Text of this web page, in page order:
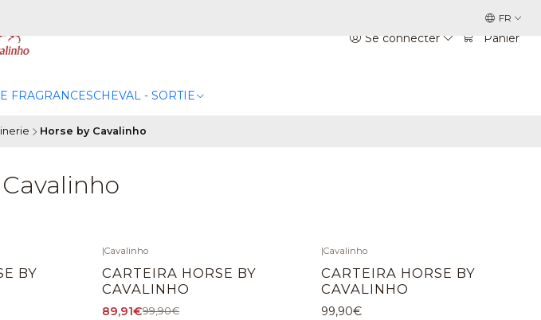
Se connecter Panier
FRAGRANCESCHEVAL - SORTIE
FR
Horse by Cavalinho
BY
|Cavalinho
CARTEIRA HORSE BY
CAVALINHO
89,91€99,90€
|Cavalinho
CARTEIRA HORSE BY
CAVALINHO
99,90€